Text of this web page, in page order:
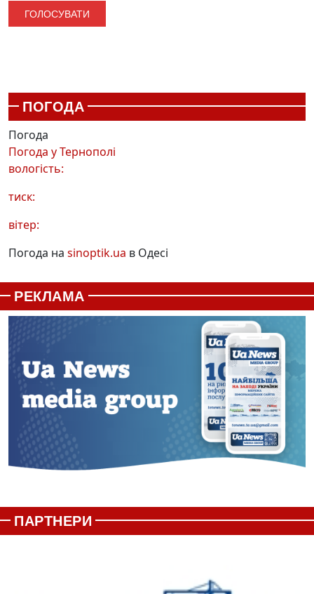
ПОГОДА
Погода
Погода уТернополі
вологість:
тиск:
вітер:
Погода на sinoptik.ua в Одесі
РЕКЛАМА
ПАРТНЕРИ